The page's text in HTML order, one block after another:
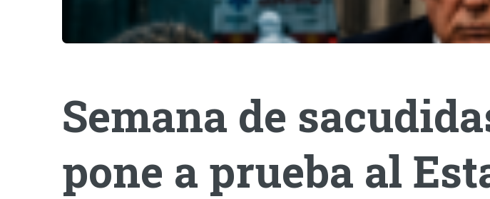
Semana de
pone a prueba al